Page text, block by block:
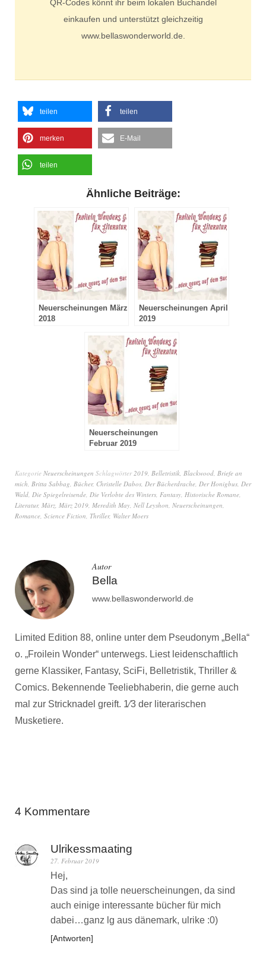
QR-Codes könnt ihr beim lokalen Buchandel
einkaufen und unterstützt gleichzeitig
www.bellaswonderworld.de.
teilen teilen
merken E-Mail
teilen
Ähnliche Beiträge:
Neuerscheinungen März
2018
Neuerscheinungen April
2019
Neuerscheinungen
Februar 2019
Kategorie Neuerscheinungen Schlagwörter 2019 Belletristik Blackwood Briefe an
mich Britta Sabbag Bücher, Christelle Dabos Der Bücherdrache Der Honigbus Der
Wald Die Spiegelreisende Die Verlobte des Winters Fantasy Historische Romane
Literatur, März März 2019 Meredith May Nell Leyshon Neuerscheinungen
Romance Science Fiction Thriller, Walter Moers
Autor
Bella
www.bellaswonderworld.de
Limited Edition 88, online unter dem Pseudonym „Bella“
o. „Froilein Wonder“ unterwegs. Liest leidenschaftlich
gerne Klassiker, Fantasy, SciFi, Belletristik, Thriller &
Comics. Bekennende Teeliebhaberin, die gerne auch
mal zur Stricknadel greift. 1⁄3 der literarischen
Musketiere.
4 Kommentare
Ulrikessmaating
27. Februar 2019
Hej,
Das sind ja tolle neuerscheinungen, da sind
auch einige interessante bücher für mich
dabei…ganz lg aus dänemark, ulrike :0)
Antworten